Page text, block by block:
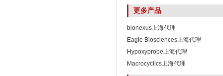
更多产品
bionexus上海代理
Eagle Biosciences上海代理
Hypoxyprobe上海代理
Macrocyclics上海代理